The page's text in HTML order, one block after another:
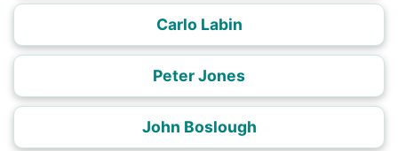
Carlo Labin
Peter Jones
John Boslough